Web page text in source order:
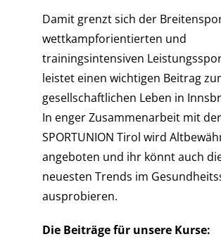
Damit grenzt sich der
wettkampforientierten und
trainingsintensiven
leistet einen wichtigen Beitrag
gesellschaftlichen Leben in
In enger Zusammenarbeit mit der
SPORTUNION Tirol wird
angeboten und ihr könnt auch
neuesten Trends im
ausprobieren.
Die Beiträge für unsere Kurse: